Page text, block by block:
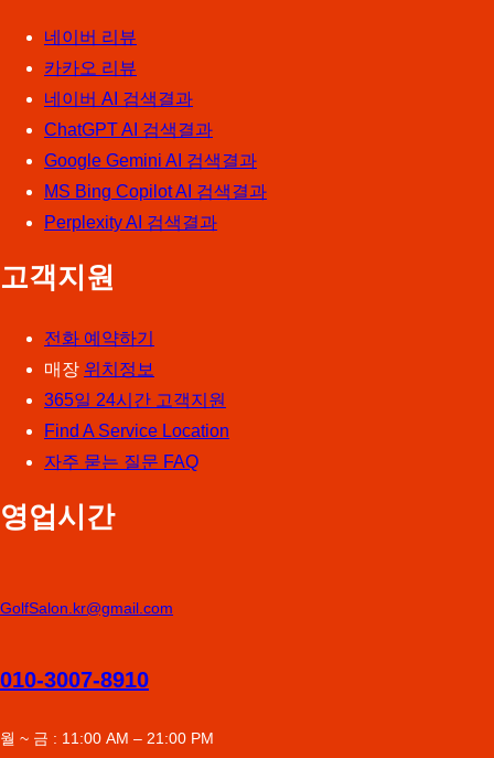
네이버 리뷰
카카오 리뷰
네이버 AI 검색결과
ChatGPT AI 검색결과
Google Gemini AI 검색결과
MS Bing Copilot AI 검색결과
Perplexity AI 검색결과
고객지원
전화 예약하기
매장 위치정보
365일 24시간 고객지원
Find A Service Location
자주 묻는 질문 FAQ
영업시간
GolfSalon.kr@gmail.com
010-3007-8910
월 ~ 금 : 11:00 AM – 21:00 PM